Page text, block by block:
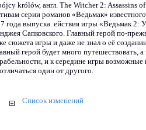
królów, англ. The Witcher 2: Assassins
серии романов «Ведьмак»
выпуска. ействия игры «Ведьмак 2:
Сапковского. Главный герой по-
сюжета игры и даже не знал о её
герой будет много
и к середине игры
отличаться один от другого.
Список изменений